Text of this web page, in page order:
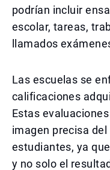
podrían incluir
escolar, tareas,
llamados
Las escuelas se
calificaciones
Estas
imagen precisa
estudiantes, ya
y no solo el